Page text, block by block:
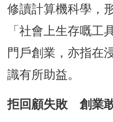
修讀計算機科學，
「社會上生存嘅工
門戶創業，亦指在
識有所助益。
拒回顧失敗 創業